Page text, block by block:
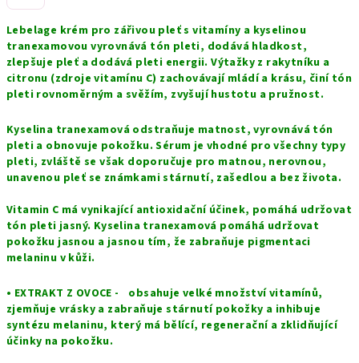
Lebelage krém pro zářivou pleť s vitamíny a kyselinou
tranexamovou vyrovnává tón pleti, dodává hladkost,
zlepšuje pleť a dodává pleti energii. Výtažky z rakytníku a
citronu (zdroje vitamínu C) zachovávají mládí a krásu, činí tón
pleti rovnoměrným a svěžím, zvyšují hustotu a pružnost.
Kyselina tranexamová odstraňuje matnost, vyrovnává tón
pleti a obnovuje pokožku. Sérum je vhodné pro všechny typy
pleti, zvláště se však doporučuje pro matnou, nerovnou,
unavenou pleť se známkami stárnutí, zašedlou a bez života.
Vitamin C má vynikající antioxidační účinek, pomáhá udržovat
tón pleti jasný. Kyselina tranexamová pomáhá udržovat
pokožku jasnou a jasnou tím, že zabraňuje pigmentaci
melaninu v kůži.
• EXTRAKT Z OVOCE - obsahuje velké množství vitamínů,
zjemňuje vrásky a zabraňuje stárnutí pokožky a inhibuje
syntézu melaninu, který má bělící, regenerační a zklidňující
účinky na pokožku.